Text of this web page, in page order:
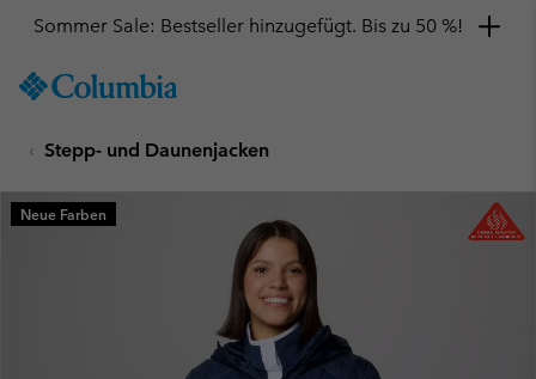
TO
SKIP
MAIN
NAV
Sommer Sale: Bestseller hinzugefügt. Bis zu 50 %!
Stepp- und Daunenjacken
Neue Farben